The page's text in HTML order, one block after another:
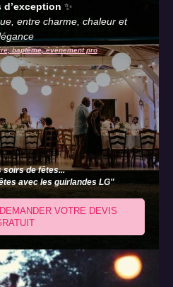
d’exception ✨
entre charme, chaleur et
baptême, événement pro
soirs de fêtes...
avec les guirlandes LG"
VOTRE DEVIS